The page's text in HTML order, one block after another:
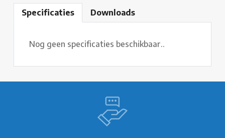
Specificaties Downloads
Nog geen specificaties beschikbaar..